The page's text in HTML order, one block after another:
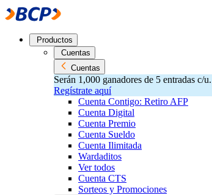
Productos
Cuentas
Cuentas
Serán 1,000 ganadores de 5 entradas c/u.
Regístrate aquí
Cuenta Contigo: Retiro AFP
Cuenta Digital
Cuenta Premio
Cuenta Sueldo
Cuenta Ilimitada
Wardaditos
Ver todos
Cuenta CTS
Sorteos y Promociones